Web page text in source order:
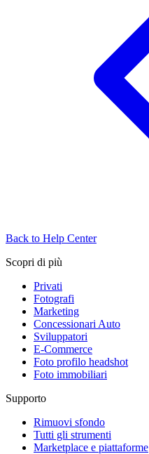
Back to Help Center
Scopri di più
Privati
Fotografi
Marketing
Concessionari Auto
Sviluppatori
E-Commerce
Foto profilo headshot
Foto immobiliari
Supporto
Rimuovi sfondo
Tutti gli strumenti
Marketplace e piattaforme